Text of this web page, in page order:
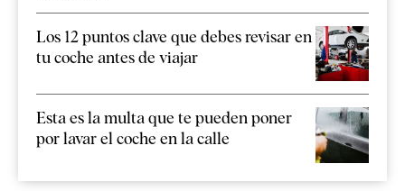
Los 12 puntos clave que debes revisar en
tu coche antes de viajar
Esta es la multa que te pueden poner
por lavar el coche en la calle